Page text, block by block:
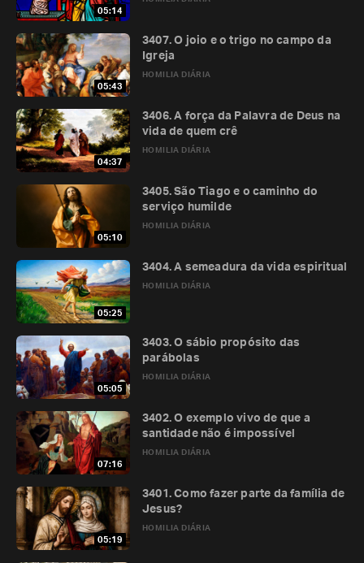
05:14
05:43
HOMILIA DIÁRIA
3407. O joio e o trigo no campo da
Igreja
04:37
HOMILIA DIÁRIA
3406. A força da Palavra de Deus na
vida de quem crê
05:10
HOMILIA DIÁRIA
3405. São Tiago e o caminho do
serviço humilde
05:25
HOMILIA DIÁRIA
3404. A semeadura da vida espiritual
05:05
HOMILIA DIÁRIA
3403. O sábio propósito das
parábolas
07:16
HOMILIA DIÁRIA
3402. O exemplo vivo de que a
santidade não é impossível
05:19
HOMILIA DIÁRIA
3401. Como fazer parte da família de
Jesus?